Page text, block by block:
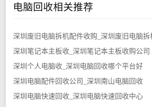
电脑回收相关推荐
深圳废旧电脑拆机配件收购_深圳废旧电脑
深圳笔记本主板收_深圳笔记本主板收购公司
深圳个人电脑收_深圳电脑回收哪个平台好
深圳电脑配件回收公司_深圳南山电脑回收
深圳电脑快速回收_深圳电脑快速回收中心